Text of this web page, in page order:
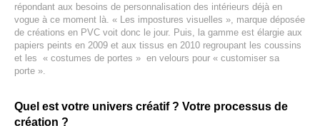
répondant aux besoins de personnalisation des intérieurs déjà en
vogue à ce moment là. « Les impostures visuelles », marque déposée
de créations en PVC voit donc le jour. Puis, la gamme est élargie aux
papiers peints en 2009 et aux tissus en 2010 regroupant les coussins
et les « costumes de portes » en velours pour « customiser sa
porte ».
Quel est votre univers créatif ? Votre processus de
création ?